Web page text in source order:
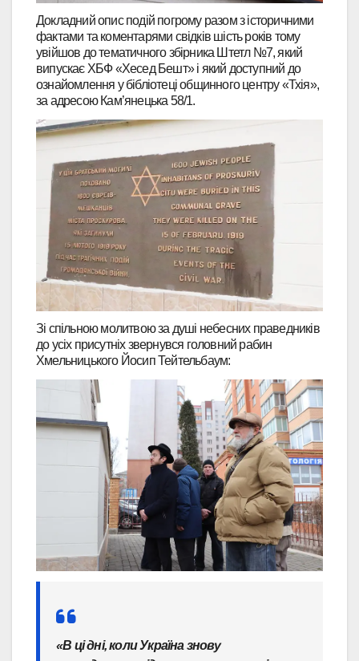
Докладний опис подій погрому разом з історичними
фактами та коментарями свідків шість років тому
увійшов до тематичного збірника Штетл №7, який
випускає ХБФ «Хесед Бешт» і який доступний до
ознайомлення у бібліотеці общинного центру «Тхія»,
за адресою Кам’янецька 58/1.
Зі спільною молитвою за душі небесних праведників
до усіх присутніх звернувся головний рабин
Хмельницького Йосип Тейтельбаум:
«В ці дні, коли Україна знову